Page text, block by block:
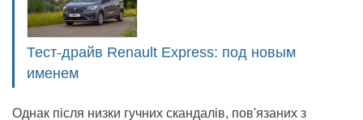
Тест-драйв Renault Express: под новым
именем
Однак після низки гучних скандалів, пов'язаних з